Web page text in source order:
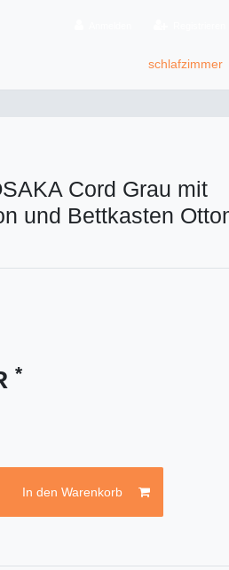
schlafzimmer
Cord Grau mit
und Bettkasten
*
In den Warenkorb